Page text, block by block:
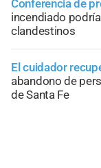
Conferencia de
incendiado
clandestinos
El cuidador
abandono de
de Santa Fe